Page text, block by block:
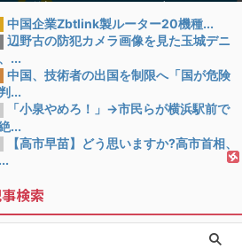
中国企業Zbtlink製ルーター20機種...
辺野古の防犯カメラ画像を見た玉城デニ
...
中国、技術者の出国を制限へ「国が危険
...
「小泉やめろ！」→市民らが横浜駅前で
...
【高市早苗】どう思いますか?高市首相、
検索